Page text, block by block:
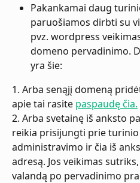
Pakankamai daug
paruošiamos dirbti su
pvz. wordpress
domeno pervadinimo.
yra šie:
1. Arba senąjį domeną
apie tai rasite paspaudę čia.
2. Arba svetainę iš anksto
reikia prisijungti prie
administravimo ir čia iš
adresą. Jos veikimas
valandą po pervadinimo